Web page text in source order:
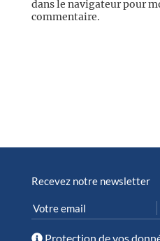
dans le navigateur pour
commentaire.
Recevez notre newsletter
Protection de vos